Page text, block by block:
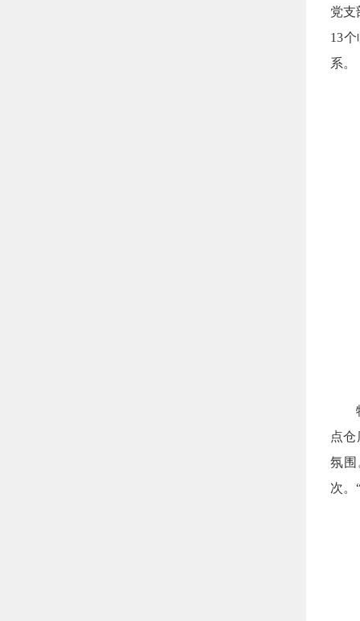
党支
13
系。
特
点
氛围
次。